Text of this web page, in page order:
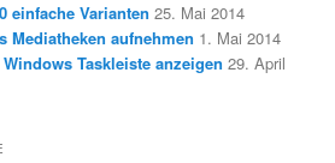
einfache Varianten 25. Mai 2014
Mediatheken aufnehmen 1. Mai 2014
Taskleiste anzeigen 29. April